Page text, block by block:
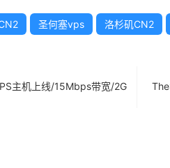
圣何塞vps 洛杉矶CN2
主机上线/15Mbps带宽/2G